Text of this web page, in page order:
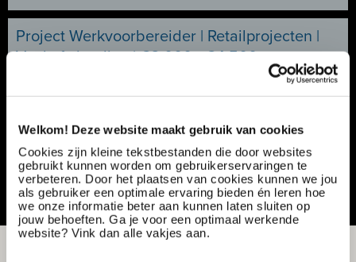
Welkom! Deze website maakt gebruik van cookies
Cookies zijn kleine tekstbestanden die door websites
gebruikt kunnen worden om gebruikerservaringen te
verbeteren. Door het plaatsen van cookies kunnen we jou
als gebruiker een optimale ervaring bieden én leren hoe
we onze informatie beter aan kunnen laten sluiten op
jouw behoeften. Ga je voor een optimaal werkende
website? Vink dan alle vakjes aan.
Project Werkvoorbereider | Retailprojecten |
Veel afwisseling | €3.000 - €4.500
Specialisatie:
Techniek - elektriciteit/elektronica
Vacature delen of bewaren